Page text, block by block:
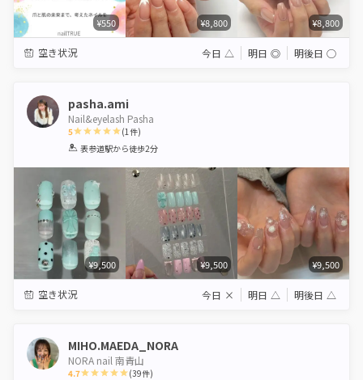
¥550 ¥8,800 ¥8,800
空き状況 今日 △ 明日 ◎ 明後日 ◯
pasha.ami
Nail&eyelash Pasha
5
1 2 3 4 5
(1件)
表参道駅から徒歩2分
¥9,500 ¥9,500 ¥9,500
空き状況 今日 × 明日 △ 明後日 △
MIHO.MAEDA_NORA
NORA nail 南青山
4.7 (39件)